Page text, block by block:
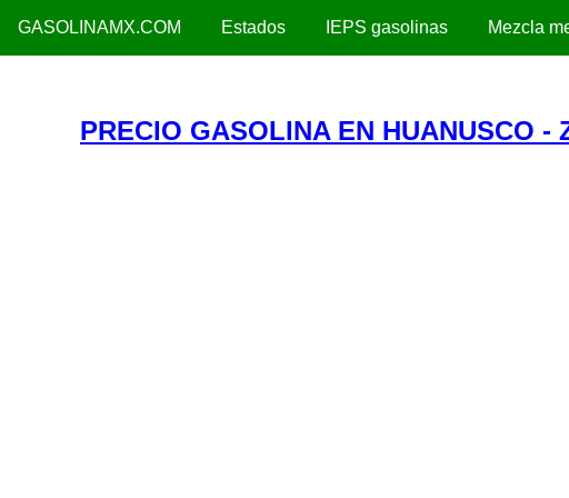
GASOLINAMX.COM Estados IEPS gasolinas Mezcla
PRECIO GASOLINA EN HUANUSCO -